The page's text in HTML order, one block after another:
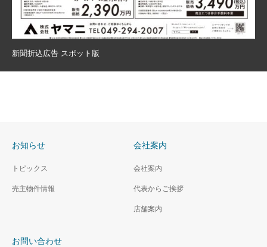
新聞折込広告 スポット版
お知らせ
トピックス
売主物件情報
会社案内
会社案内
代表からご挨拶
店舗案内
お問い合わせ